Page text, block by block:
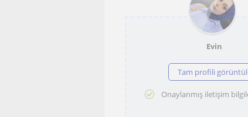
Evin
Tam profili
Onaylanmış iletişim